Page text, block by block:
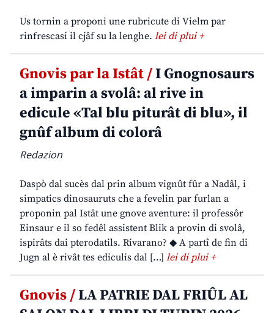
Us tornin a proponi une rubricute di Vielm par
rinfrescasi il cjâf su la lenghe. lei di plui +
Gnovis par la Istât /I Gnognosaurs
a imparin a svolâ: al rive in
edicule «Tal blu piturât di blu», il
gnûf album di colorâ
Redazion
Daspò dal sucès dal prin album vignût fûr a Nadâl, i
simpatics dinosauruts che a fevelin par furlan a
proponin pal Istât une gnove aventure: il professôr
Einsaur e il so fedêl assistent Blik a provin di svolâ,
ispirâts dai pterodatils. Rivarano? ◆ A partî de fin di
Jugn al è rivât tes ediculis dal […] lei di plui +
Gnovis /LA PATRIE DAL FRIÛL AL